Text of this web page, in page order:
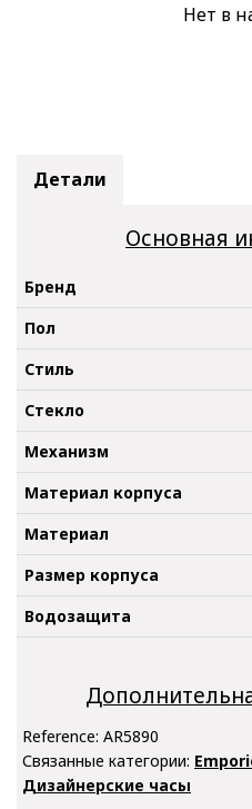
Нет в
Детали
Основная
Бренд
Пол
Стиль
Стекло
Механизм
Материал корпуса
Материал
Размер корпуса
Водозащита
Reference: AR5890
Связанные категории:
Дизайнерские часы